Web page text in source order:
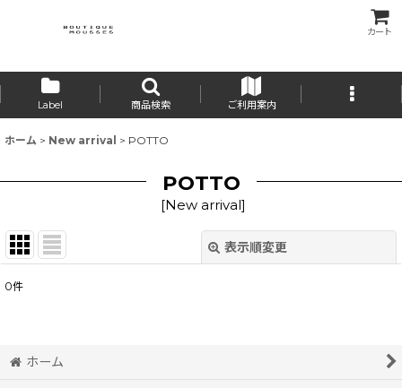
カート
Label 商品検索 ご利用案内
ホーム > New arrival > POTTO
POTTO
[New arrival]
表示順変更
0件
ホーム